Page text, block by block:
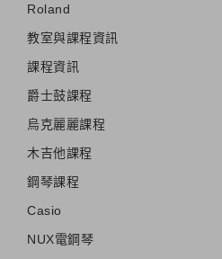
Roland
教室與課程資訊
課程資訊
爵士鼓課程
烏克麗麗課程
木吉他課程
鋼琴課程
Casio
NUX電鋼琴